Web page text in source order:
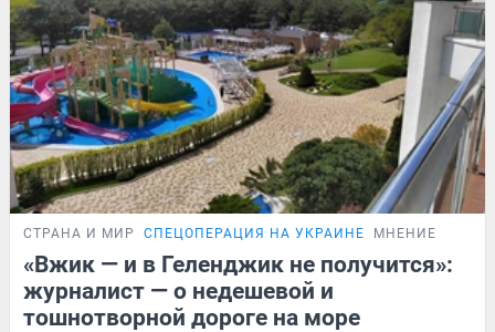
СТРАНА И МИР СПЕЦОПЕРАЦИЯ НА УКРАИНЕ МНЕНИЕ
«Вжик — и в Геленджик не получится»:
журналист — о недешевой и
тошнотворной дороге на море